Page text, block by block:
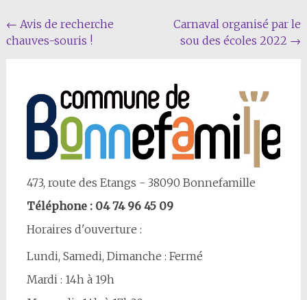
Navigation
Article
← Avis de recherche
chauves-souris !
Carnaval organisé par le
sou des écoles 2022 →
473, route des Etangs - 38090 Bonnefamille
Téléphone : 04 74 96 45 09
Horaires d'ouverture :
Lundi, Samedi, Dimanche : Fermé
Mardi : 14h à 19h